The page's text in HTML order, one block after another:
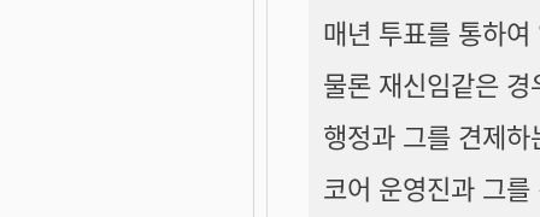
매년 투표를 통하
물론 재신임같은
행정과 그를 견제
코어 운영진과 그